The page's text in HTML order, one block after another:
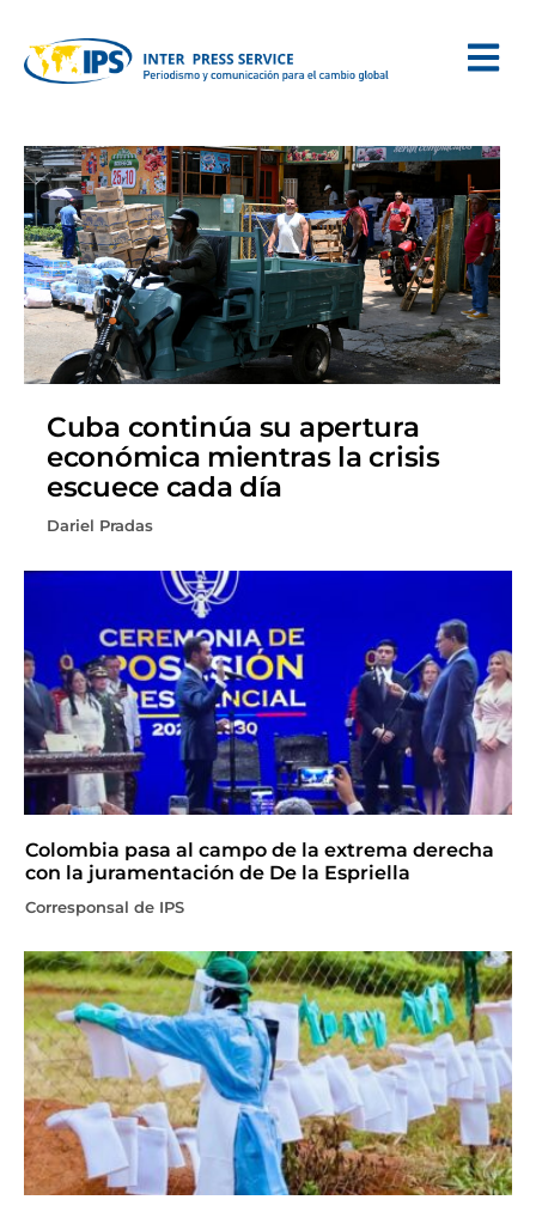
Cuba continúa su apertura
económica mientras la crisis
escuece cada día
Dariel Pradas
Colombia pasa al campo de la extrema derecha
con la juramentación de De la Espriella
Corresponsal de IPS